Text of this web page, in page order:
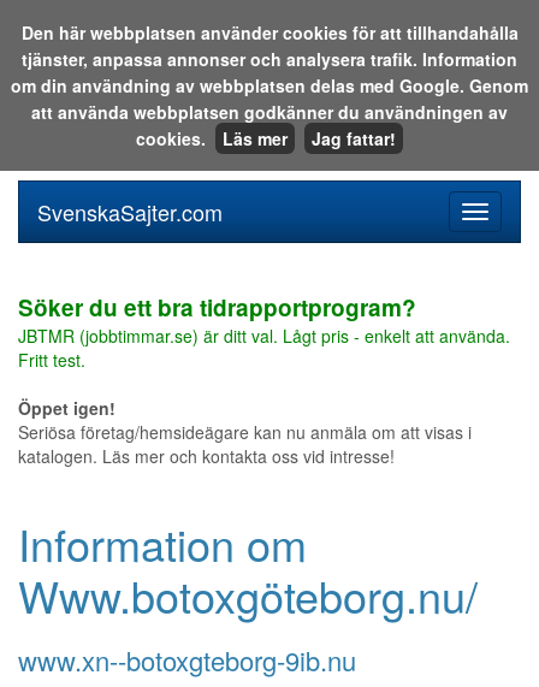
Sök i katalogen eller på webben:
meny
SvenskaSajter.com
Söker du ett bra tidrapportprogram?
JBTMR (jobbtimmar.se) är ditt val. Lågt pris - enkelt att använda.
Fritt test.
Öppet igen!
Seriösa företag/hemsideägare kan nu anmäla om att visas i
katalogen. Läs mer och kontakta oss vid intresse!
Information om
Www.botoxgöteborg.nu/
www.xn--botoxgteborg-9ib.nu
Den här webbplatsen använder cookies för att tillhandahålla
tjänster, anpassa annonser och analysera trafik. Information
om din användning av webbplatsen delas med Google. Genom
att använda webbplatsen godkänner du användningen av
cookies.
Läs mer Jag fattar!